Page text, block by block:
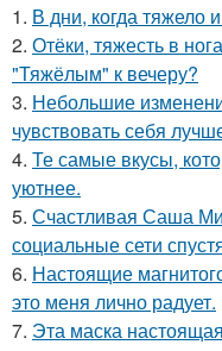
1. В дни, когда тяжело
2. Отёки, тяжесть в
"Тяжёлым" к вечеру?
3. Небольшие
чувствовать себя
4. Те самые вкусы,
уютнее.
5. Счастливая Саша
социальные сети
6. Настоящие
это меня лично радует.
7. Эта маска